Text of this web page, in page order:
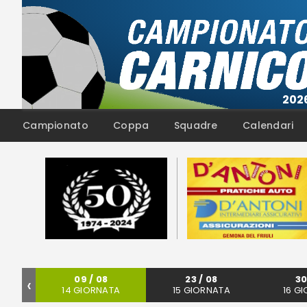
Campionato Coppa Squadre Calendari
09 / 08
14 GIORNATA
23 / 08
15 GIORNATA
16
‹